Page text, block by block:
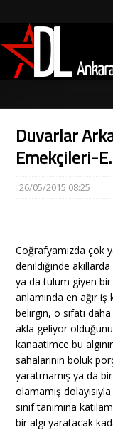
Duvarlar
Emekçileri-
26/05/2015 08:25
Coğrafyamızda çok
denildiğinde
ya da tulum giyen
anlamında en ağır iş
belirgin, o sıfatı
akla geliyor
kanaatimce bu
sahalarının bölük
yaratmamış ya da
olamamış
sınıf tanımına
bir algı yaratacak